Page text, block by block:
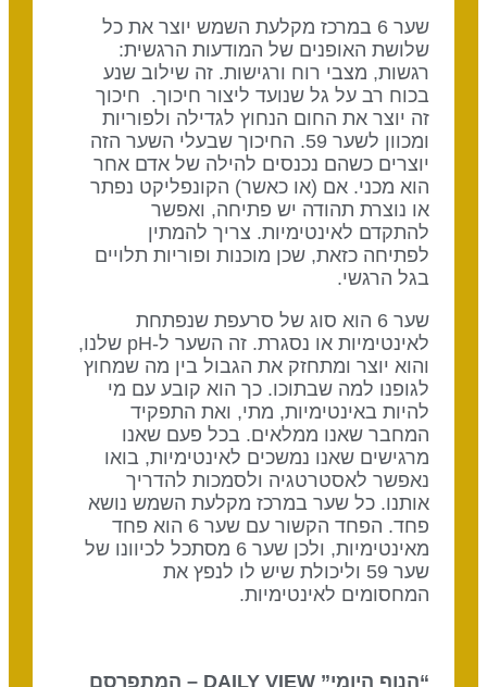
שער 6 במרכז מקלעת השמש יוצר את כל
שלושת האופנים של המודעות הרגשית:
רגשות, מצבי רוח ורגישות. זה שילוב שנע
בכוח רב על גל שנועד ליצור חיכוך. חיכוך
זה יוצר את החום הנחוץ לגדילה ולפוריות
ומכוון לשער 59. החיכוך שבעלי השער הזה
יוצרים כשהם נכנסים להילה של אדם אחר
הוא מכני. אם (או כאשר) הקונפליקט נפתר
או נוצרת תהודה יש פתיחה, ואפשר
להתקדם לאינטימיות. צריך להמתין
לפתיחה כזאת, שכן מוכנות ופוריות תלויים
בגל הרגשי.
שער 6 הוא סוג של סרעפת שנפתחת
לאינטימיות או נסגרת. זה השער ל-pH שלנו,
והוא יוצר ומתחזק את הגבול בין מה שמחוץ
לגופנו למה שבתוכו. כך הוא קובע עם מי
להיות באינטימיות, מתי, ואת התפקיד
המחבר שאנו ממלאים. בכל פעם שאנו
מרגישים שאנו נמשכים לאינטימיות, בואו
נאפשר לאסטרטגיה ולסמכות להדריך
אותנו. כל שער במרכז מקלעת השמש נושא
פחד. הפחד הקשור עם שער 6 הוא פחד
מאינטימיות, ולכן שער 6 מסתכל לכיוונו של
שער 59 וליכולת שיש לו לנפץ את
המחסומים לאינטימיות.
“הנוף היומי” DAILY VIEW – המתפרסם